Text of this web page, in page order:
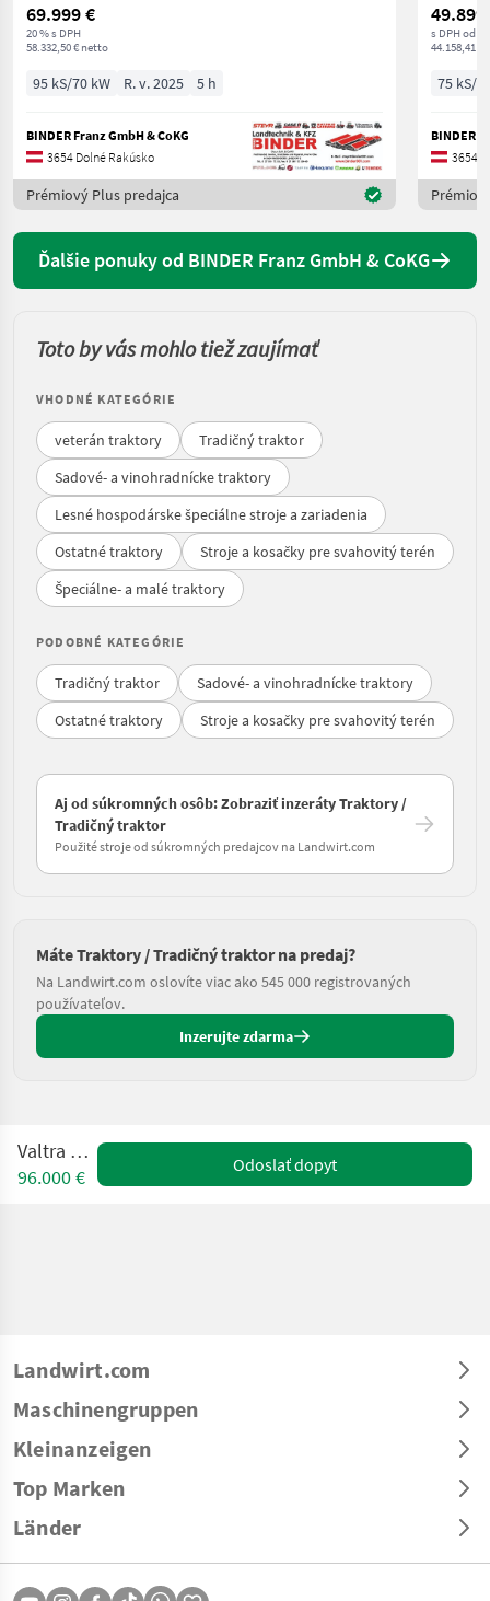
69.999 €
20 % s DPH
58.332,50 € netto
95 kS/70 kW R. v. 2025 5 h
BINDER Franz GmbH & CoKG
3654 Dolné Rakúsko
Prémiový Plus predajca
49.899
s DPH od
44.158,41 €
75 kS/
BINDER
3654
Ďalšie ponuky od BINDER Franz GmbH & CoKG
Toto by vás mohlo tiež zaujímať
VHODNÉ KATEGÓRIE
veterán traktory
Tradičný traktor
Sadové- a vinohradnícke traktory
Lesné hospodárske špeciálne stroje a zariadenia
Ostatné traktory
Stroje a kosačky pre svahovitý terén
Špeciálne- a malé traktory
PODOBNÉ KATEGÓRIE
Tradičný traktor
Sadové- a vinohradnícke traktory
Ostatné traktory
Stroje a kosačky pre svahovitý terén
Aj od súkromných osôb: Zobraziť inzeráty Traktory /
Tradičný traktor
Použité stroje od súkromných predajcov na Landwirt.com
Máte Traktory / Tradičný traktor na predaj?
Na Landwirt.com oslovíte viac ako 545 000 registrovaných
používateľov.
Inzerujte zdarma
Valtra A 115
96.000 €
Odoslať dopyt
Landwirt.com
Maschinengruppen
Kleinanzeigen
Top Marken
Länder